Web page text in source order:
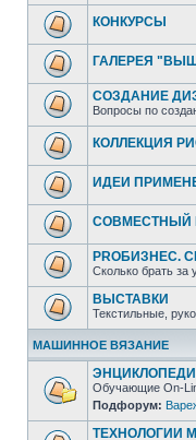
КОНКУРСЫ
ГАЛЕРЕЯ
СОЗДАНИЕ
Вопросы по
КОЛЛЕКЦИЯ
ИДЕИ
СОВМЕСТНЫЙ
PROБИЗНЕС.
Сколько брать за
ВЫСТАВКИ
Текстильные,
МАШИННОЕ ВЯЗАНИЕ
Обучающие On-
Подфорум:
ТЕХНОЛОГИИ